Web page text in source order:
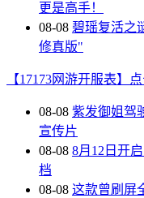
更是高手！
08-08 碧瑶复活之
修真版"
【17173网游开服表】
08-08 紫发御姐驾
宣传片
08-08 8月12日开
档
08-08 这款曾刷屏